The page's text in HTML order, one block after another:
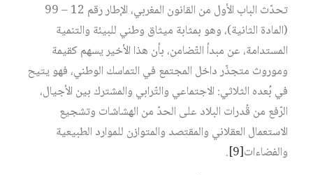
تحدّث الباب الأول من القانون المغربي، الإطار رقم 12 – 99
(المادة الثانية)، وهو بمثابة ميثاق وطني للبيئة والتنمية
المستدامة، عن مبدأ التّضامن، بأن هذا الأخير يسهم كقيمة
وموروث متجذّر داخل المجتمع في التماسك الوطني، فهو يتيح
في بُعده الثلاثي: الاجتماعي والتّرابي والمشترك بين الأجيال،
الرّفع من قُدرات البلاد على الحدّ من الهشاشات وتشجيع
الاستعمال العقلاني والمقتصد والمتوازن للموارد الطبيعية
والفضاءات‏[9]
.